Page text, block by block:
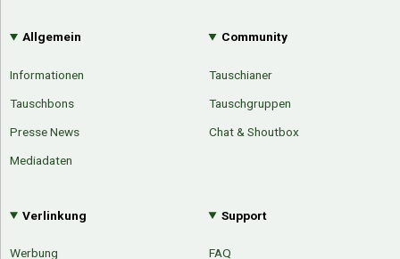
Allgemein
Informationen
Tauschbons
Presse News
Mediadaten
Community
Tauschianer
Tauschgruppen
Chat & Shoutbox
Verlinkung
Werbung
Support
FAQ